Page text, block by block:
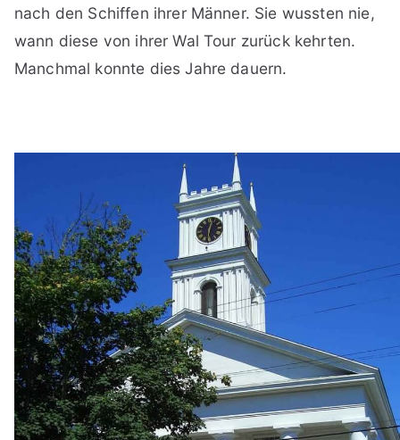
nach den Schiffen ihrer Männer. Sie wussten nie,
wann diese von ihrer Wal Tour zurück kehrten.
Manchmal konnte dies Jahre dauern.